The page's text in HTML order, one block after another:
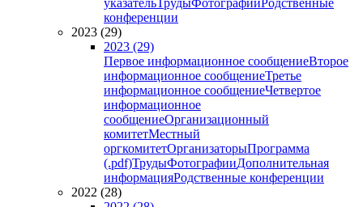
указательТрудыФотографииРодственные
конференции
2023 (29)
2023 (29)
Первое информационное сообщениеВторое
информационное сообщениеТретье
информационное сообщениеЧетвертое
информационное
сообщениеОрганизационный
комитетМестный
оргкомитетОрганизаторыПрограмма
(.pdf)ТрудыФотографииДополнительная
информацияРодственные конференции
2022 (28)